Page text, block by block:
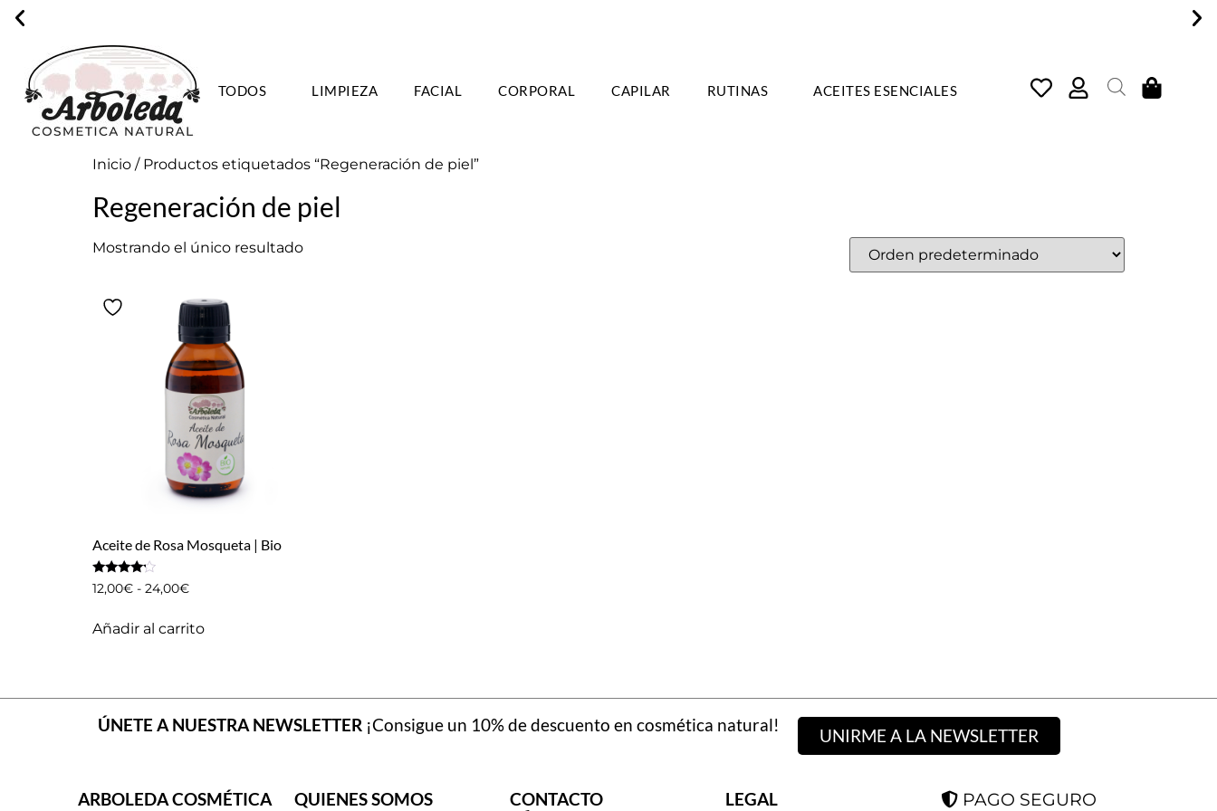
ENVÍO GRATIS A PARTIR DE 39€ EN PENÍNSULA - 2/3
COSMÉTICA NATURAL,
TODOS LIMPIEZA FACIAL CORPORAL CAPILAR RUTINAS ACEITES ESENCIALES
Inicio / Productos etiquetados “Regeneración de piel”
Regeneración de piel
Mostrando el único resultado
Aceite de Rosa Mosqueta | Bio
Valorado
con
de 5
12,00€ - 24,00€
Añadir al carrito
ÚNETE A NUESTRA NEWSLETTER¡Consigue un 10% de descuento en cosmética natural!
UNIRME A LA NEWSLETTER
ARBOLEDA COSMÉTICA QUIENES SOMOS CONTACTO LEGAL PAGO SEGURO